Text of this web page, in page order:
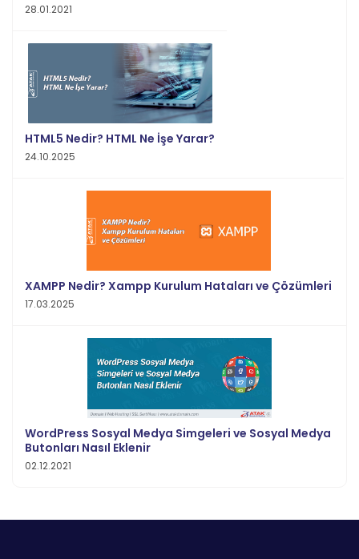
28.01.2021
HTML5 Nedir? HTML Ne İşe Yarar?
24.10.2025
XAMPP Nedir? Xampp Kurulum Hataları ve Çözümleri
17.03.2025
WordPress Sosyal Medya Simgeleri ve Sosyal Medya
Butonları Nasıl Eklenir
02.12.2021